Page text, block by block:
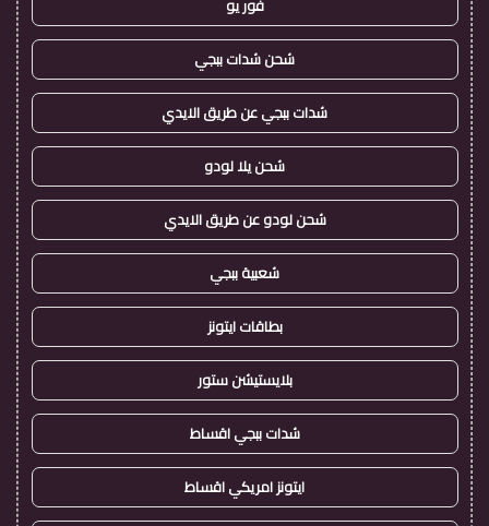
فور يو
شحن شدات ببجي
شدات ببجي عن طريق الايدي
شحن يلا لودو
شحن لودو عن طريق الايدي
شعبية ببجي
بطاقات ايتونز
بلايستيشن ستور
شدات ببجي اقساط
ايتونز امريكي اقساط